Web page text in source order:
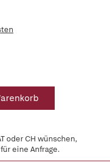
oder CH wünschen,
für eine Anfrage.